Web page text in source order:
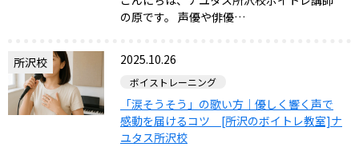
の原です。 声優や俳優…
所沢校 2025.10.26
ボイストレーニング
「涙そうそう」の歌い方｜優しく響く声で
感動を届けるコツ [所沢のボイトレ教室]ナ
ユタス所沢校